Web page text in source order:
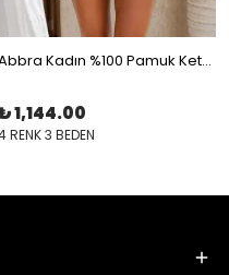
Abbra Kadın %100 Pamuk Keten Şortlu Etek
1,144.00
RENK 3 BEDEN